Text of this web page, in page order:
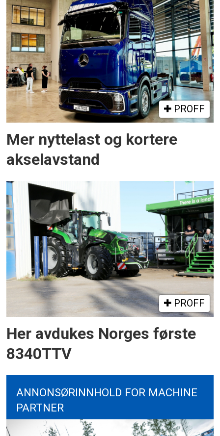
PROFF
Mer nyttelast og kortere
akselavstand
PROFF
Her avdukes Norges første
8340TTV
ANNONSØRINNHOLD FOR MACHINE
PARTNER